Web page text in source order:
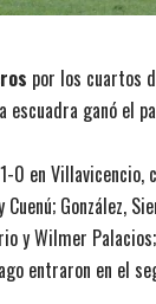
por los cuartos
escuadra ganó el
0 en Villavicencio,
González,
y Wilmer
entraron en el